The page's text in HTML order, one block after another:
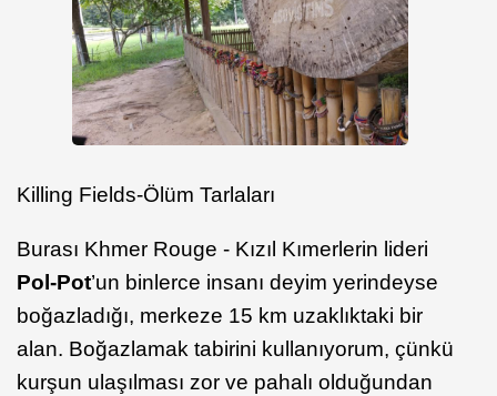
Killing Fields-Ölüm Tarlaları
Burası Khmer Rouge - Kızıl Kımerlerin lideri
Pol-Pot’un binlerce insanı deyim yerindeyse
boğazladığı, merkeze 15 km uzaklıktaki bir
alan. Boğazlamak tabirini kullanıyorum, çünkü
kurşun ulaşılması zor ve pahalı olduğundan